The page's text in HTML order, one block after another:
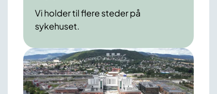
Vi holder til flere steder på
sykehuset.